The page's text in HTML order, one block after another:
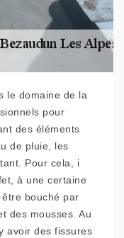
le domaine de la
pour
des éléments
de pluie, les
Pour cela, i
à une certaine
bouché par
des mousses. Au
avoir des fissures